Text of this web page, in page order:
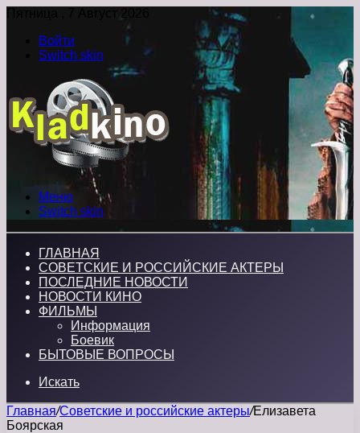
Пятница , 7 Август 2026
Войти
Switch skin
Меню
Switch skin
ГЛАВНАЯ
СОВЕТСКИЕ И РОССИЙСКИЕ АКТЕРЫ
ПОСЛЕДНИЕ НОВОСТИ
НОВОСТИ КИНО
ФИЛЬМЫ
Информация
Боевик
БЫТОВЫЕ ВОПРОСЫ
Искать
Главная/Советские и российские актеры/Елизавета
Боярская